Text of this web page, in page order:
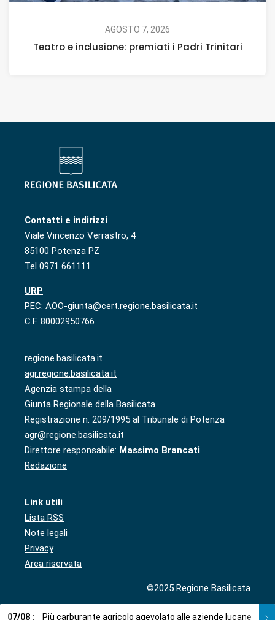
AGOSTO 7, 2026
Teatro e inclusione: premiati i Padri Trinitari
Contatti e indirizzi
Viale Vincenzo Verrastro, 4
85100 Potenza PZ
Tel 0971 661111
URP
PEC: AOO-giunta@cert.regione.basilicata.it
C.F. 80002950766
regione.basilicata.it
agr.regione.basilicata.it
Agenzia stampa della
Giunta Regionale della Basilicata
Registrazione n. 209/1995 al Tribunale di Potenza
agr@regione.basilicata.it
Direttore responsabile: Massimo Brancati
Redazione
Link utili
Lista RSS
Note legali
Privacy
Area riservata
©2025 Regione Basilicata
07/08 : Più carburante agricolo agevolato alle aziende lucane